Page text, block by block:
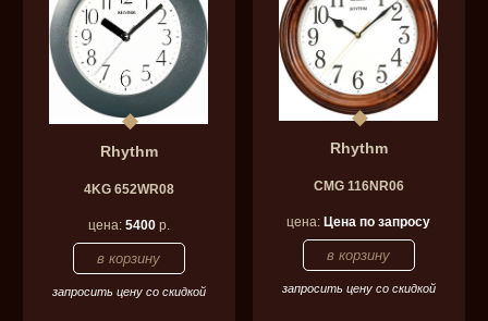
Rhythm
4KG 652WR08
цена: 5400р.
запросить цену со скидкой
Rhythm
CMG 116NR06
цена:Цена по запросу
запросить цену со скидкой